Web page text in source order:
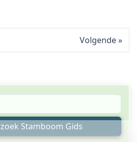
Volgende
Stamboom Gids